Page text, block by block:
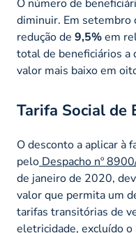
O número de
diminuir. Em
redução de 9,5%em
total de beneficiários a
valor mais baixo em
Tarifa Social de
O desconto a aplicar à
pelo Despacho nº
de janeiro de 2020,
valor que permita um
tarifas transitórias de
eletricidade, excluído